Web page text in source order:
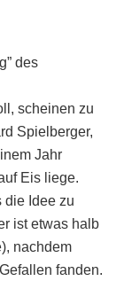
des
scheinen zu
Spielberger,
Jahr
Eis liege.
die Idee zu
ist etwas halb
nachdem
fanden.